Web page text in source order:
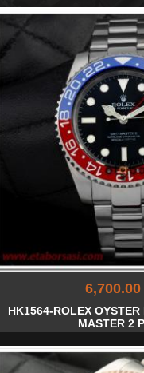
HK1564-ROLEX
MASTER 2